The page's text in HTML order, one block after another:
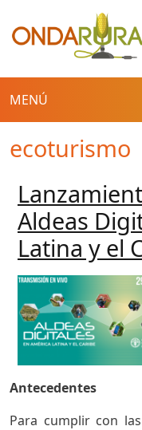
Pasar al contenido
MENÚ
ecoturismo
Aldeas
Latina y el
Antecedentes
Para cumplir con